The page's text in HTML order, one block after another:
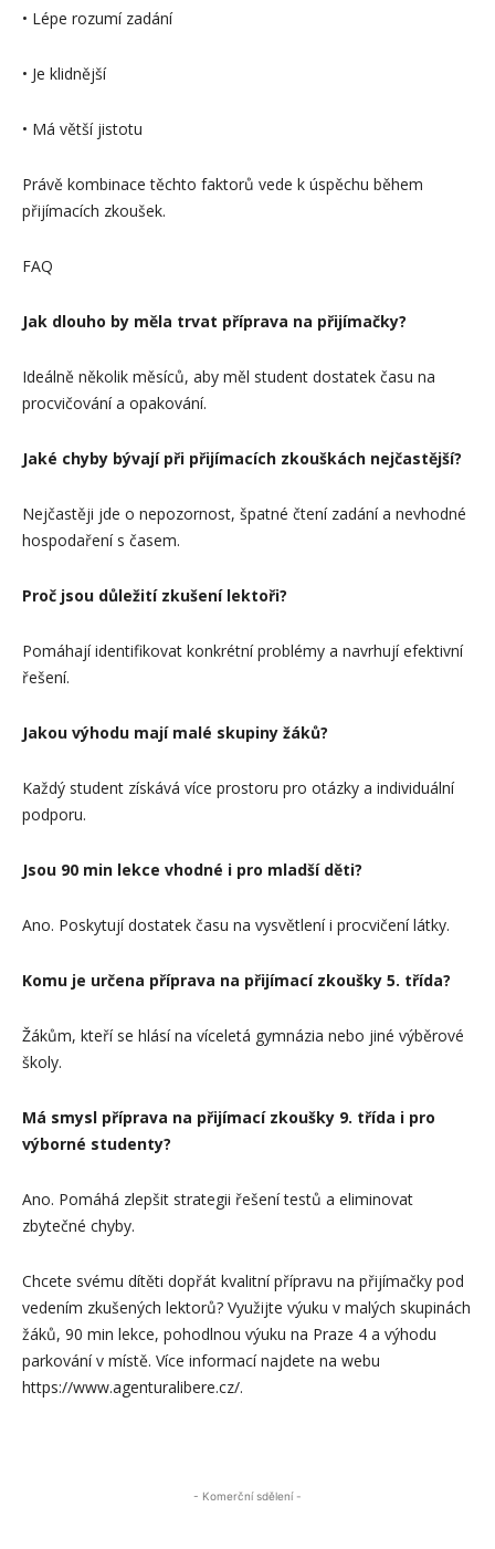
• Lépe rozumí zadání
• Je klidnější
• Má větší jistotu
Právě kombinace těchto faktorů vede k úspěchu během
přijímacích zkoušek.
FAQ
Jak dlouho by měla trvat příprava na přijímačky?
Ideálně několik měsíců, aby měl student dostatek času na
procvičování a opakování.
Jaké chyby bývají při přijímacích zkouškách nejčastější?
Nejčastěji jde o nepozornost, špatné čtení zadání a nevhodné
hospodaření s časem.
Proč jsou důležití zkušení lektoři?
Pomáhají identifikovat konkrétní problémy a navrhují efektivní
řešení.
Jakou výhodu mají malé skupiny žáků?
Každý student získává více prostoru pro otázky a individuální
podporu.
Jsou 90 min lekce vhodné i pro mladší děti?
Ano. Poskytují dostatek času na vysvětlení i procvičení látky.
Komu je určena příprava na přijímací zkoušky 5. třída?
Žákům, kteří se hlásí na víceletá gymnázia nebo jiné výběrové
školy.
Má smysl příprava na přijímací zkoušky 9. třída i pro
výborné studenty?
Ano. Pomáhá zlepšit strategii řešení testů a eliminovat
zbytečné chyby.
Chcete svému dítěti dopřát kvalitní přípravu na přijímačky pod
vedením zkušených lektorů? Využijte výuku v malých skupinách
žáků, 90 min lekce, pohodlnou výuku na Praze 4 a výhodu
parkování v místě. Více informací najdete na webu
https://www.agenturalibere.cz/.
- Komerční sdělení -